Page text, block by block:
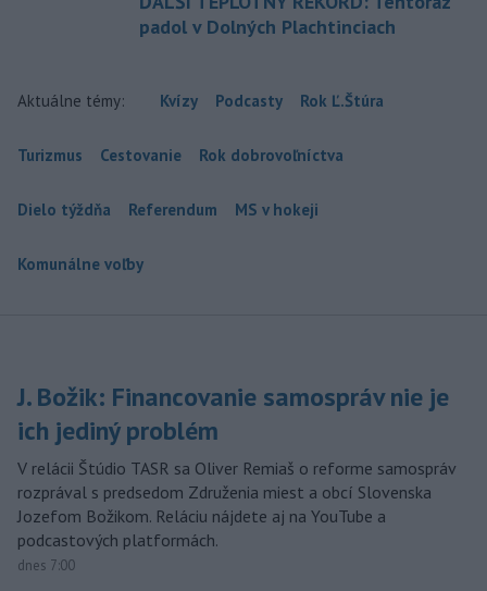
padol v Dolných Plachtinciach
Aktuálne témy: Kvízy Podcasty Rok Ľ.Štúra
Turizmus Cestovanie Rok dobrovoľníctva
Dielo týždňa Referendum MS v hokeji
Komunálne voľby
J. Božik: Financovanie samospráv nie je
ich jediný problém
V relácii Štúdio TASR sa Oliver Remiaš o reforme samospráv
rozprával s predsedom Združenia miest a obcí Slovenska
Jozefom Božikom. Reláciu nájdete aj na YouTube a
podcastových platformách.
dnes 7:00